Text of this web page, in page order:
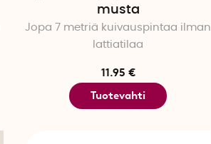
musta
Jopa 7 metriä kuivauspintaa ilman
lattiatilaa
11.95 €
Tuotevahti